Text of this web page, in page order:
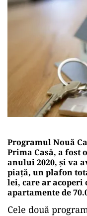
Programul Nouă
Prima Casă, a fost
anului 2020, și va
piață, un plafon
lei, care ar acoperi
apartamente de
Cele două